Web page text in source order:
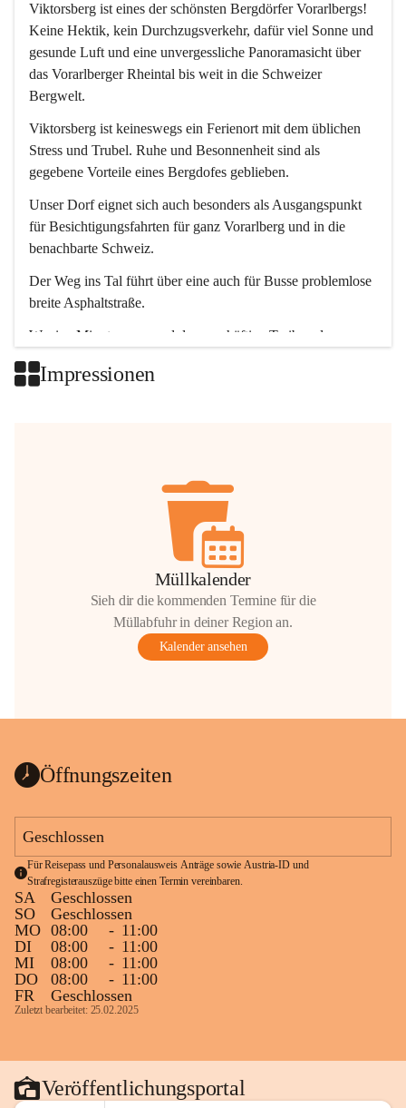
Viktorsberg ist eines der schönsten Bergdörfer Vorarlbergs!
Keine Hektik, kein Durchzugsverkehr, dafür viel Sonne und
gesunde Luft und eine unvergessliche Panoramasicht über
das Vorarlberger Rheintal bis weit in die Schweizer
Bergwelt.
Viktorsberg ist keineswegs ein Ferienort mit dem üblichen
Stress und Trubel. Ruhe und Besonnenheit sind als
gegebene Vorteile eines Bergdofes geblieben.
Unser Dorf eignet sich auch besonders als Ausgangspunkt
für Besichtigungsfahrten für ganz Vorarlberg und in die
benachbarte Schweiz.
Der Weg ins Tal führt über eine auch für Busse problemlose
breite Asphaltstraße.
Wenige Minuten nur, und das geschäftige Treiben der
Impressionen
Müllkalender
Sieh dir die kommenden Termine für die
Müllabfuhr in deiner Region an.
Kalender ansehen
Öffnungszeiten
Geschlossen
Für Reisepass und Personalausweis Anträge sowie Austria-ID und
Strafregisterauszüge bitte einen Termin vereinbaren.
SA
Geschlossen
SO
Geschlossen
MO 08:00 - 11:00
DI
08:00 - 11:00
MI
08:00 - 11:00
DO
08:00 - 11:00
FR
Geschlossen
Zuletzt bearbeitet: 25.02.2025
Veröffentlichungsportal